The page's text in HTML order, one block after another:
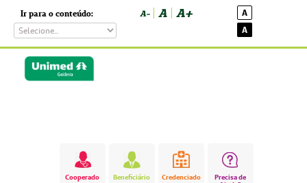
Ir para o conteúdo: A- A A+
A
A
Cooperado Beneficiário Credenciado
Precisa de